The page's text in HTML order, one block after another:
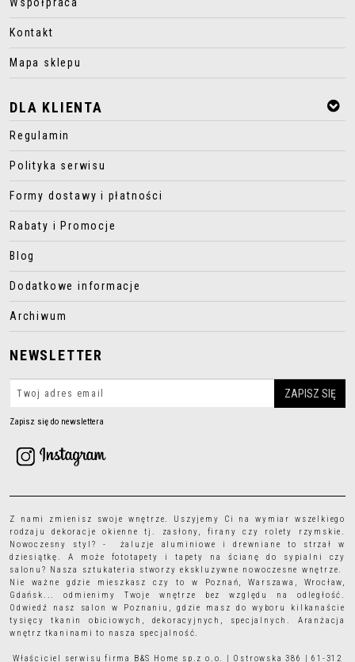
Kontakt
Mapa sklepu
DLA KLIENTA
Regulamin
Polityka serwisu
Formy dostawy i płatności
Rabaty i Promocje
Blog
Dodatkowe informacje
Archiwum
NEWSLETTER
Zapisz się do newslettera
Z nami zmienisz swoje wnętrze. Uszyjemy Ci na wymiar wszelkiego
rodzajudekoracje okienne tj. zasłony, firany czy rolety rzymskie.
Nowoczesny styl? - żaluzje aluminiowe i drewniane to strzał w
dziesiątkę. A może fototapety i tapety
na ścianę do sypialni czy
salonu? Nasza sztukateria stworzy ekskluzywne nowoczesne wnętrze.
Nie ważne gdzie mieszkasz czy to w Poznań, Warszawa, Wrocław,
Gdańsk... odmienimy Twoje wnętrze bez względu na odległość.
Odwiedź nasz salon w Poznaniu, gdzie masz do wyboru kilkanaście
tysięcytkanin obiciowych , dekoracyjnych, specjalnych. Aranżacja
wnętrz tkaninami to nasza specjalność.
Właściciel serwisu firma B&S Home sp.z o.o. | Ostrowska 386 | 61-312